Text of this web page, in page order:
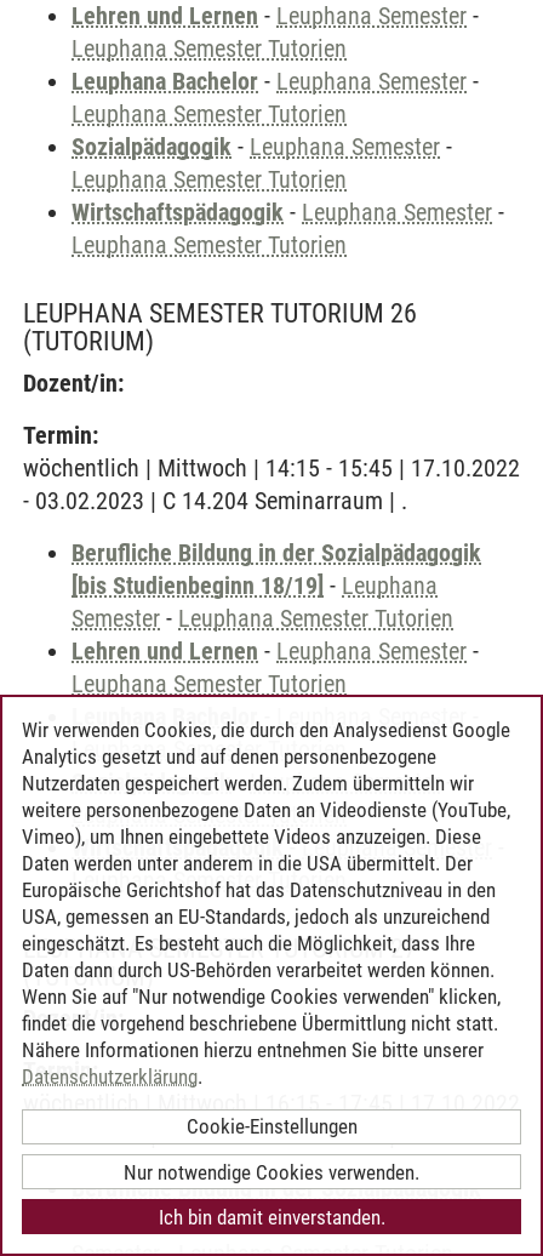
Lehren und Lernen - Leuphana Semester -
Leuphana Semester Tutorien
Leuphana Bachelor - Leuphana Semester -
Leuphana Semester Tutorien
Sozialpädagogik - Leuphana Semester -
Leuphana Semester Tutorien
Wirtschaftspädagogik - Leuphana Semester -
Leuphana Semester Tutorien
LEUPHANA SEMESTER TUTORIUM 26
(TUTORIUM)
Dozent/in:
Termin:
wöchentlich | Mittwoch | 14:15 - 15:45 | 17.10.2022
- 03.02.2023 | C 14.204 Seminarraum | .
Berufliche Bildung in der Sozialpädagogik
[bis Studienbeginn 18/19] - Leuphana
Semester - Leuphana Semester Tutorien
Lehren und Lernen - Leuphana Semester -
Leuphana Semester Tutorien
Leuphana Bachelor- Leuphana Semester
Leuphana Semester Tutorien
Sozialpädagogik-Leuphana Semester-
Leuphana Semester Tutorien
Wirtschaftspädagogik-Leuphana Semester
Leuphana Semester Tutorien
LEUPHANA SEMESTER TUTORIUM 27
(TUTORIUM)
Dozent/in:
Termin:
wöchentlich | Mittwoch | 16:15 - 17:45 | 17.10.2022
- 03.02.2023 | C 11.319 Seminarraum | .
Berufliche Bildung in der Sozialpädagogik
[bis Studienbeginn 18/19]-Leuphana
Wir verwenden Cookies, die durch den Analysedienst Google
Analytics gesetzt und auf denen personenbezogene
Nutzerdaten gespeichert werden. Zudem übermitteln wir
weitere personenbezogene Daten an Videodienste (YouTube,
Vimeo), um Ihnen eingebettete Videos anzuzeigen. Diese
Daten werden unter anderem in die USA übermittelt. Der
Europäische Gerichtshof hat das Datenschutzniveau in den
USA, gemessen an EU-Standards, jedoch als unzureichend
eingeschätzt. Es besteht auch die Möglichkeit, dass Ihre
Daten dann durch US-Behörden verarbeitet werden können.
Wenn Sie auf "Nur notwendige Cookies verwenden" klicken,
findet die vorgehend beschriebene Übermittlung nicht statt.
Nähere Informationen hierzu entnehmen Sie bitte unserer
Datenschutzerklärung.
Cookie-Einstellungen
Nur notwendige Cookies verwenden.
Ich bin damit einverstanden.